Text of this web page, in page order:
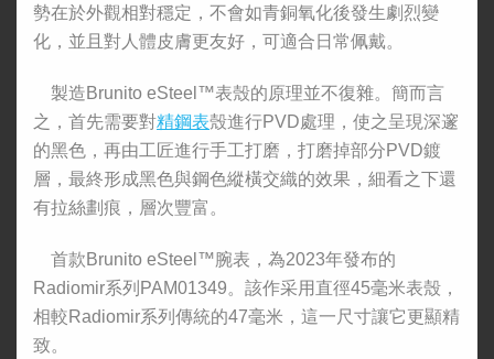
勢在於外觀相對穩定，不會如青銅氧化後發生劇烈變
化，並且對人體皮膚更友好，可適合日常佩戴。
製造Brunito eSteel™表殼的原理並不復雜。簡而言
之，首先需要對精鋼表殼進行PVD處理，使之呈現深邃
的黑色，再由工匠進行手工打磨，打磨掉部分PVD鍍
層，最終形成黑色與鋼色縱橫交織的效果，細看之下還
有拉絲劃痕，層次豐富。
首款Brunito eSteel™腕表，為2023年發布的
Radiomir系列PAM01349。該作采用直徑45毫米表殼，
相較Radiomir系列傳統的47毫米，這一尺寸讓它更顯精
致。